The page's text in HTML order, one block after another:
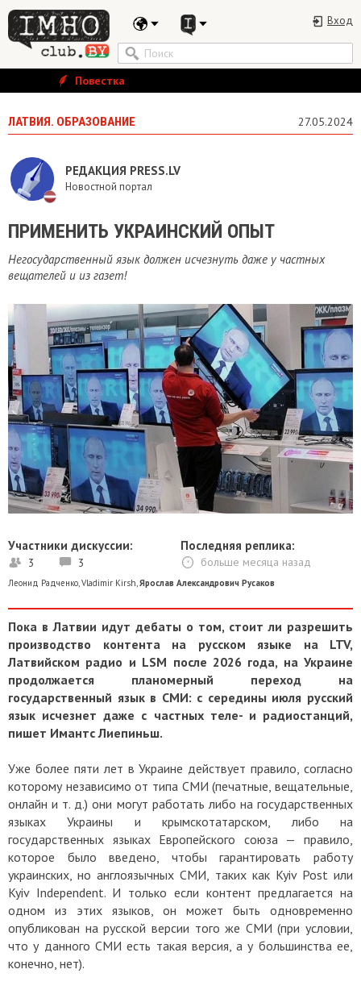
Вход
Повестка
ЛАТВИЯ. ОБРАЗОВАНИЕ 27.05.2024
РЕДАКЦИЯ PRESS.LV
Новостной портал
ПРИМЕНИТЬ УКРАИНСКИЙ ОПЫТ
Негосударственный язык должен исчезнуть даже у частных
вещателей и из газет!
Участники дискуссии:
3 3
Последняя реплика:
больше месяца назад
Леонид Радченко,Vladimir Kirsh,Ярослав Александрович Русаков
Пока в Латвии идут дебаты о том, стоит ли разрешить
производство контента на русском языке на LTV,
Латвийском радио и LSM после 2026 года, на Украине
продолжается планомерный переход на
государственный язык в СМИ: с середины июля русский
язык исчезнет даже с частных теле- и радиостанций,
пишет Имантс Лиепиньш.
Уже более пяти лет в Украине действует правило, согласно
которому независимо от типа СМИ (печатные, вещательные,
онлайн и т. д.) они могут работать либо на государственных
языках Украины и крымскотатарском, либо на
государственных языках Европейского союза — правило,
которое было введено, чтобы гарантировать работу
украинских, но англоязычных СМИ, таких как Kyiv Post или
Kyiv Independent. И только если контент предлагается на
одном из этих языков, он может быть одновременно
опубликован на русской версии того же СМИ (при условии,
что у данного СМИ есть такая версия, а у большинства ее,
конечно, нет).